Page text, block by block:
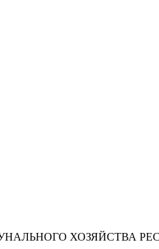
ХОЗЯЙСТВА